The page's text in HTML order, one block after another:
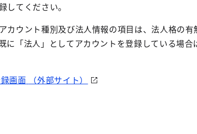
してください。
カウント種別及び法人情報の項目は、法人格の有
に「法人」としてアカウントを登録している場合
画面 （外部サイト）